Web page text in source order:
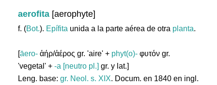
aerofita [aerophyte]
f. (Bot.). Epífita unida a la parte aérea de otra planta.
[āerο- ἀήρ/ἀέρος gr. 'aire' + phyt(o)- φυτόν gr.
'vegetal' +-a [neutro pl.] gr. y lat.]
Leng. base:gr. Neol. s. XIX. Docum. en 1840 en ingl.